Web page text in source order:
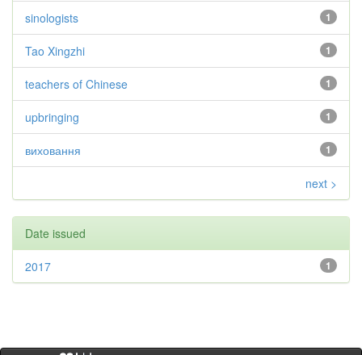
1
sinologists
1
Tao Xingzhi
1
teachers of Chinese
1
upbringing
1
виховання
next >
Date issued
1
2017